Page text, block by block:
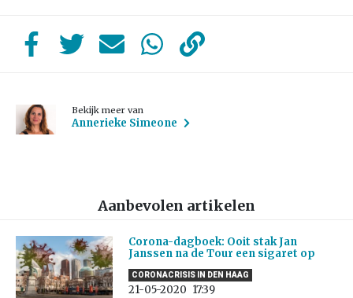
Bekijk meer van
Annerieke Simeone
Aanbevolen artikelen
Corona-dagboek: Ooit stak Jan
Janssen na de Tour een sigaret op
CORONACRISIS IN DEN HAAG
21-05-2020 17:39